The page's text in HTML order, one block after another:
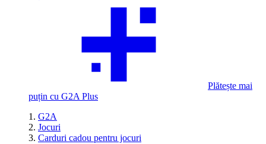
Plătește mai
puțin cu G2A Plus
G2A
Jocuri
Carduri cadou pentru jocuri